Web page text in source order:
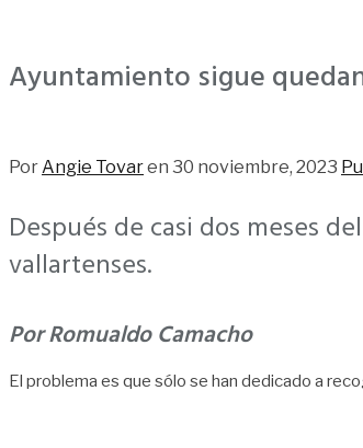
Ayuntamiento sigue
PorAngie Tovaren 30 noviembre, 2023
Después de casi dos meses
vallartenses.
Por Romualdo Camacho
El problema es que sólo se han dedicado a